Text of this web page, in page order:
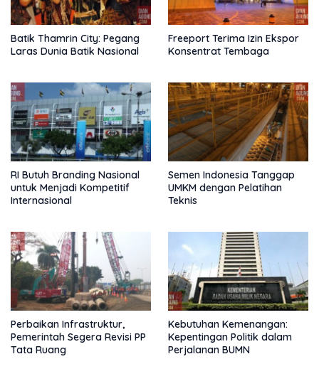
Batik Thamrin City: Pegang
Laras Dunia Batik Nasional
Freeport Terima Izin Ekspor
Konsentrat Tembaga
RI Butuh Branding Nasional
untuk Menjadi Kompetitif
Internasional
Semen Indonesia Tanggap
UMKM dengan Pelatihan
Teknis
Perbaikan Infrastruktur,
Pemerintah Segera Revisi PP
Tata Ruang
Kebutuhan Kemenangan:
Kepentingan Politik dalam
Perjalanan BUMN